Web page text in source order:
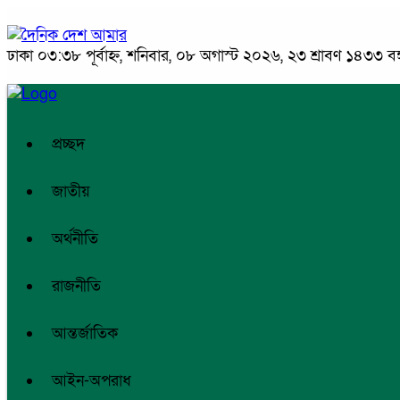
ঢাকা ০৩:৩৮ পূর্বাহ্ন, শনিবার, ০৮ অগাস্ট ২০২৬, ২৩ শ্রাবণ ১৪৩৩
প্রচ্ছদ
জাতীয়
অর্থনীতি
রাজনীতি
আন্তর্জাতিক
আইন-অপরাধ